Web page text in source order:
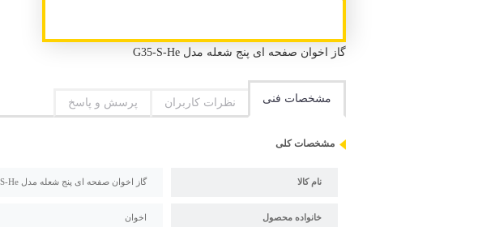
گاز اخوان صفحه ای پنج شعله مدل G35-S-He
مشخصات فنی نظرات کاربران پرسش و پاسخ
مشخصات کلی
نام کالا گاز اخوان صفحه ای پنج شعله مدل G35-S-He
خانواده محصول اخوان